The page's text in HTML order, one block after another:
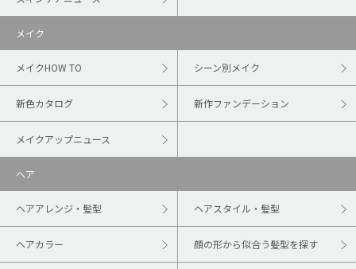
メイク
メイクHOW TO シーン別メイク
新色カタログ 新作ファンデーション
メイクアップニュース
ヘア
ヘアアレンジ・髪型 ヘアスタイル・髪型
ヘアカラー 顔の形から似合う髪型を探す